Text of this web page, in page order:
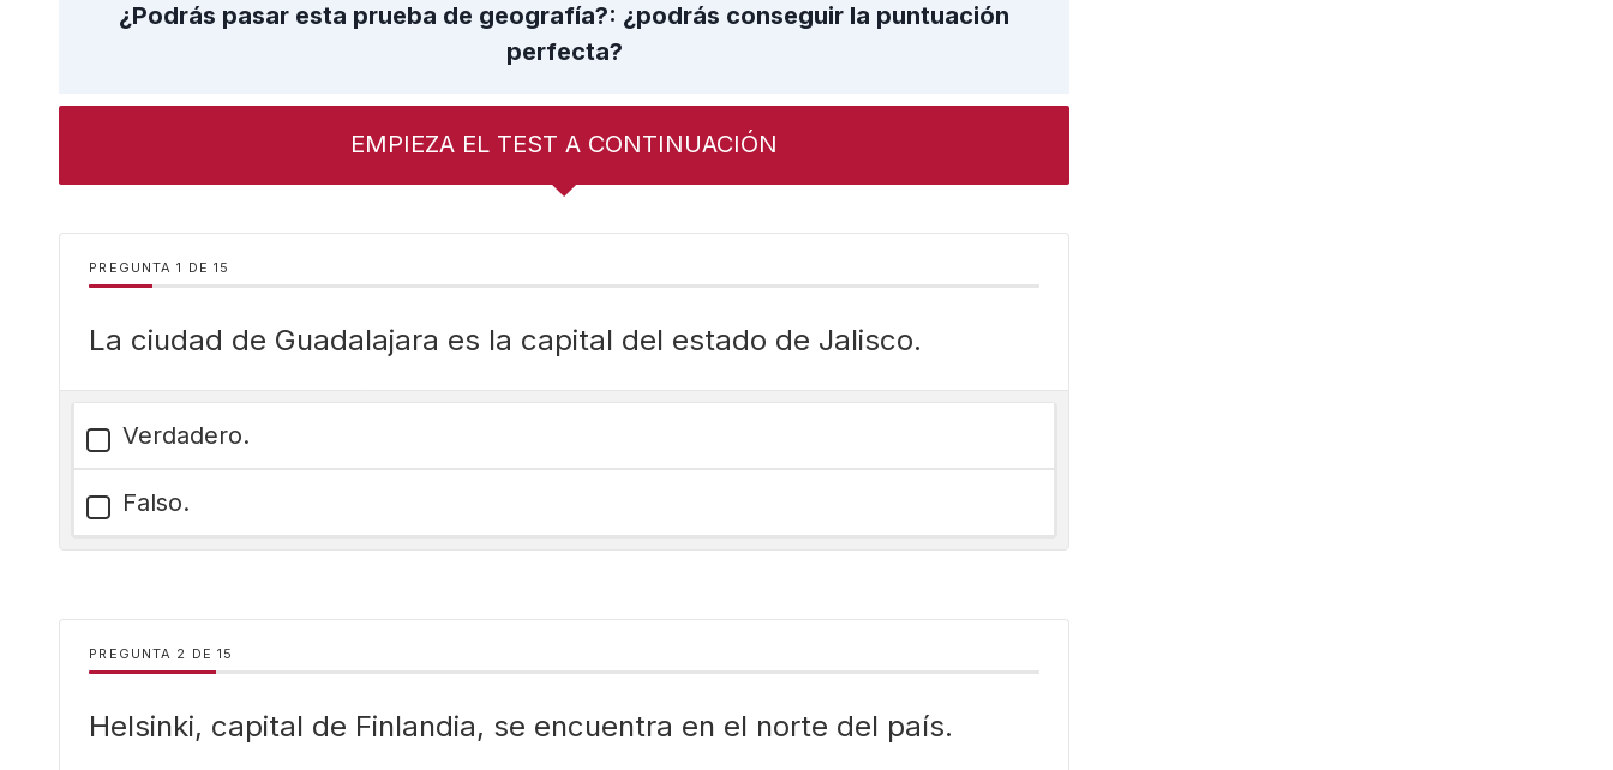
¿Podrás pasar esta prueba de geografía?: ¿podrás conseguir la puntuación
perfecta?
EMPIEZA EL TEST A CONTINUACIÓN
PREGUNTA DE 15
La ciudad de Guadalajara es la capital del estado de Jalisco.
Verdadero.
Falso.
PREGUNTA DE 15
Helsinki, capital de Finlandia, se encuentra en el norte del país.